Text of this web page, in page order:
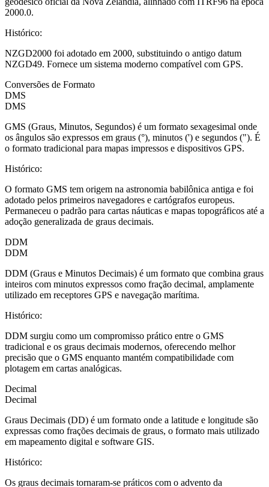
2000.0.
Histórico:
NZGD2000 foi adotado em 2000, substituindo o antigo datum
NZGD49. Fornece um sistema moderno compatível com GPS.
Conversões de Formato
DMS
DMS
GMS (Graus, Minutos, Segundos) é um formato sexagesimal onde
os ângulos são expressos em graus (°), minutos (') e segundos ("). É
o formato tradicional para mapas impressos e dispositivos GPS.
Histórico:
O formato GMS tem origem na astronomia babilônica antiga e foi
adotado pelos primeiros navegadores e cartógrafos europeus.
Permaneceu o padrão para cartas náuticas e mapas topográficos até a
adoção generalizada de graus decimais.
DDM
DDM
DDM (Graus e Minutos Decimais) é um formato que combina graus
inteiros com minutos expressos como fração decimal, amplamente
utilizado em receptores GPS e navegação marítima.
Histórico:
DDM surgiu como um compromisso prático entre o GMS
tradicional e os graus decimais modernos, oferecendo melhor
precisão que o GMS enquanto mantém compatibilidade com
plotagem em cartas analógicas.
Decimal
Decimal
Graus Decimais (DD) é um formato onde a latitude e longitude são
expressas como frações decimais de graus, o formato mais utilizado
em mapeamento digital e software GIS.
Histórico:
Os graus decimais tornaram-se práticos com o advento da